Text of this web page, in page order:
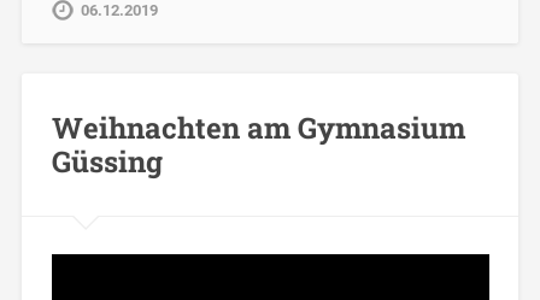
06.12.2019
Weihnachten am Gymnasium
Güssing